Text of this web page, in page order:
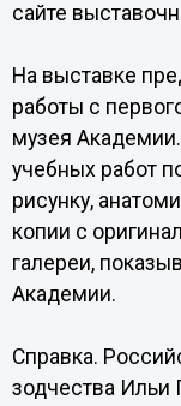
сайте
На выставке
работы с
музея
учебных работ
рисунку,
копии с
галереи,
Академии.
Справка.
зодчества Ильи